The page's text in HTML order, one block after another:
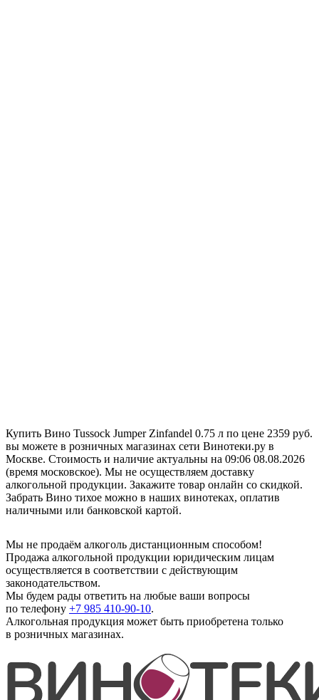
Купить Вино Tussock Jumper Zinfandel 0.75 л по цене 2359 руб.
вы можете в розничных магазинах сети Винотеки.ру в
Москве. Стоимость и наличие актуальны на 09:06 08.08.2026
(время московское). Мы не осуществляем доставку
алкогольной продукции. Закажите товар онлайн со скидкой.
Забрать Вино тихое можно в наших винотеках, оплатив
наличными или банковской картой.
Мы не продаём алкоголь дистанционным способом!
Продажа алкогольной продукции юридическим лицам
осуществляется в соответствии с действующим
законодательством.
Мы будем рады ответить на любые ваши вопросы
по телефону +7 985 410-90-10.
Алкогольная продукция может быть приобретена только
в розничных магазинах.